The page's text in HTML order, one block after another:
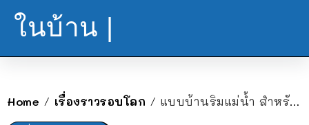
ในบ้าน |
Home / เรื่องราวรอบโลก / แบบบ้านริมแม่น้ำ สำหรับครอบครัวอบอุ่น มีพื้นที่ทำกิจกรรมริมน้ำร่วมกัน